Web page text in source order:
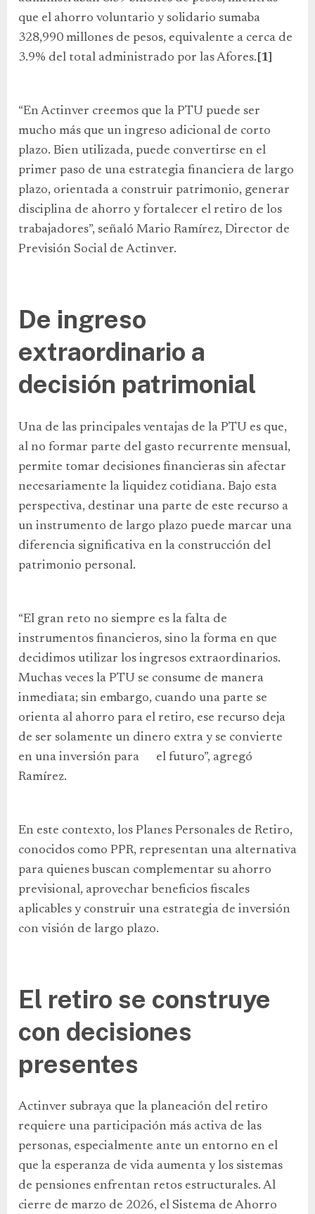
que el ahorro voluntario y solidario sumaba
328,990 millones de pesos, equivalente a cerca de
3.9% del total administrado por las Afores. [1]
“En Actinver creemos que la PTU puede ser
mucho más que un ingreso adicional de corto
plazo. Bien utilizada, puede convertirse en el
primer paso de una estrategia financiera de largo
plazo, orientada a construir patrimonio, generar
disciplina de ahorro y fortalecer el retiro de los
trabajadores”, señaló Mario Ramírez, Director de
Previsión Social de Actinver.
De ingreso
extraordinario a
decisión patrimonial
Una de las principales ventajas de la PTU es que,
al no formar parte del gasto recurrente mensual,
permite tomar decisiones financieras sin afectar
necesariamente la liquidez cotidiana. Bajo esta
perspectiva, destinar una parte de este recurso a
un instrumento de largo plazo puede marcar una
diferencia significativa en la construcción del
patrimonio personal.
“El gran reto no siempre es la falta de
instrumentos financieros, sino la forma en que
decidimos utilizar los ingresos extraordinarios.
Muchas veces la PTU se consume de manera
inmediata; sin embargo, cuando una parte se
orienta al ahorro para el retiro, ese recurso deja
de ser solamente un dinero extra y se convierte
en una inversión para el futuro”, agregó
Ramírez.
En este contexto, los Planes Personales de Retiro,
conocidos como PPR, representan una alternativa
para quienes buscan complementar su ahorro
previsional, aprovechar beneficios fiscales
aplicables y construir una estrategia de inversión
con visión de largo plazo.
El retiro se construye
con decisiones
presentes
Actinver subraya que la planeación del retiro
requiere una participación más activa de las
personas, especialmente ante un entorno en el
que la esperanza de vida aumenta y los sistemas
de pensiones enfrentan retos estructurales. Al
cierre de marzo de 2026, el Sistema de Ahorro